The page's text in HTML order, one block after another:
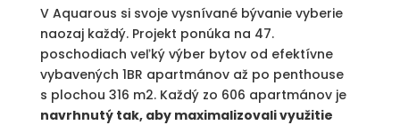
V Aquarous si svoje vysnívané bývanie vyberie
naozaj každý. Projekt ponúka na 47.
poschodiach veľký výber bytov od efektívne
vybavených 1BR apartmánov až po penthouse
s plochou 316 m2. Každý zo 606 apartmánov je
navrhnutý tak, aby maximalizovali využitie